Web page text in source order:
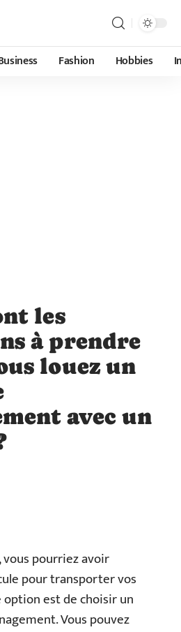
Fashion Hobbies
les
à prendre
louez un
avec un
pourriez avoir
pour transporter vos
option est de choisir un
Vous pouvez